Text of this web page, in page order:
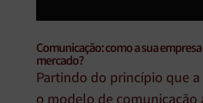
Comunicação: como a sua
mercado?
Partindo do princípio que